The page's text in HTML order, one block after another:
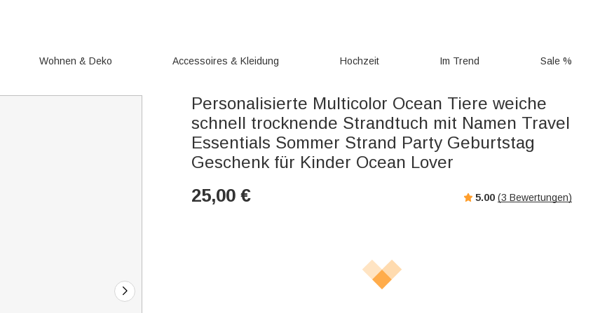
Wohnen & Deko Accessoires & Kleidung Hochzeit Im Trend Sale %
Personalisierte Multicolor Ocean Tiere weiche
schnell trocknende Strandtuch mit Namen Travel
Essentials Sommer Strand Party Geburtstag
Geschenk für Kinder Ocean Lover
25,00 € 5.00 (3 Bewertungen)